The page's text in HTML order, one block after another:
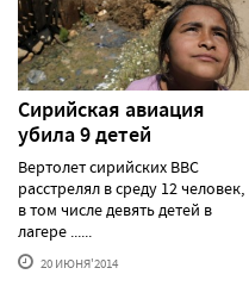
Сирийская авиация
убила 9 детей
Вертолет сирийских ВВС
расстрелял в среду 12 человек,
в том числе девять детей в
лагере ......
20 ИЮНЯ'2014